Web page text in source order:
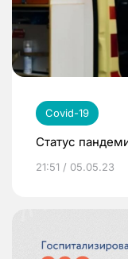
Covid-19
Статус
21:51 / 05.05.23